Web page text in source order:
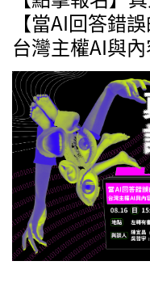
【當AI回答錯
台灣主權AI與內